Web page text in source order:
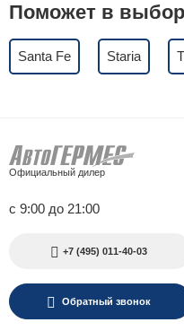
Поможет в
Santa Fe Staria
Официальный дилер
с 9:00 до 21:00
+7 (495) 011-40-03
Обратный звонок